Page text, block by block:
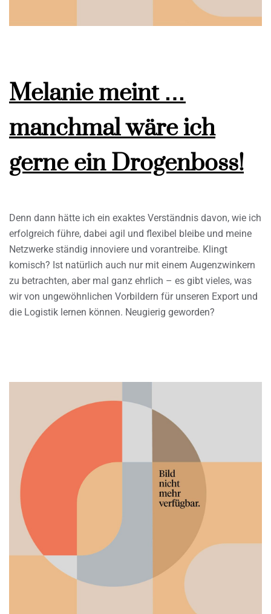
Melanie meint …
manchmal wäre ich
gerne ein Drogenboss!
Denn dann hätte ich ein exaktes Verständnis davon, wie ich
erfolgreich führe, dabei agil und flexibel bleibe und meine
Netzwerke ständig innoviere und vorantreibe. Klingt
komisch? Ist natürlich auch nur mit einem Augenzwinkern
zu betrachten, aber mal ganz ehrlich – es gibt vieles, was
wir von ungewöhnlichen Vorbildern für unseren Export und
die Logistik lernen können. Neugierig geworden?